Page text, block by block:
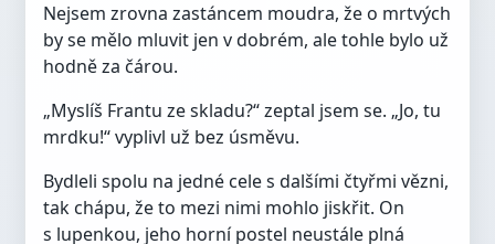
Nejsem zrovna zastáncem moudra, že o mrtvých
by se mělo mluvit jen v dobrém, ale tohle bylo už
hodně za čárou.
„Myslíš Frantu ze skladu?“ zeptal jsem se. „Jo, tu
mrdku!“ vyplivl už bez úsměvu.
Bydleli spolu na jedné cele s dalšími čtyřmi vězni,
tak chápu, že to mezi nimi mohlo jiskřit. On
s lupenkou, jeho horní postel neustále plná